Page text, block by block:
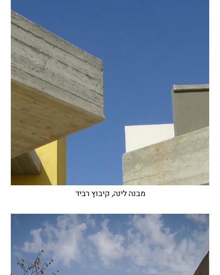
מבנה לינה, קיבוץ רביד